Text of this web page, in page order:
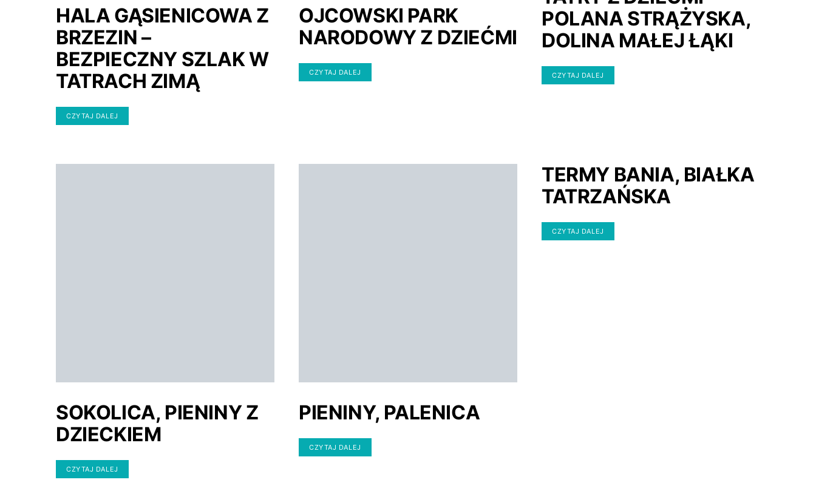
HALA GĄSIENICOWA Z
BRZEZIN –
BEZPIECZNY SZLAK W
TATRACH ZIMĄ
CZYTAJ DALEJ
OJCOWSKI PARK
NARODOWY Z DZIEĆMI
CZYTAJ DALEJ
POLANA STRĄŻYSKA,
DOLINA MAŁEJ ŁĄKI
CZYTAJ DALEJ
SOKOLICA, PIENINY Z
DZIECKIEM
CZYTAJ DALEJ
PIENINY, PALENICA
CZYTAJ DALEJ
TERMY BANIA, BIAŁKA
TATRZAŃSKA
CZYTAJ DALEJ